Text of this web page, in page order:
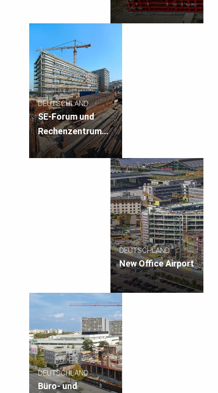
DEUTSCHLAND
SE-Forum und
Rechenzentrum
Audi
DEUTSCHLAND
New Office Airport
DEUTSCHLAND
Büro- und